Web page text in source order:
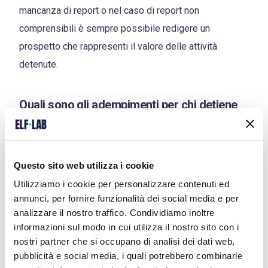
Questo sito web utilizza i cookie
Utilizziamo i cookie per personalizzare contenuti ed
annunci, per fornire funzionalità dei social media e per
analizzare il nostro traffico. Condividiamo inoltre
informazioni sul modo in cui utilizza il nostro sito con i
nostri partner che si occupano di analisi dei dati web,
pubblicità e social media, i quali potrebbero combinarle
mancanza di report o nel caso di report non
comprensibili è sempre possibile redigere un
prospetto che rappresenti il valore delle attività
detenute.
Quali sono gli adempimenti per chi detiene
cripto-attività
possesso di cripto attività sono tenuti ai seguenti
adempimenti annuali:
1.Versamento dell’imposta sostitutiva del 26%
sull’eventuale plusvalenza imponibile e
dell’imposta di bollo